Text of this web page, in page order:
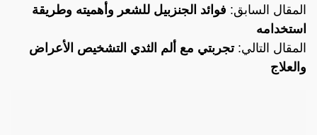
المقال السابق: فوائد الجنزبيل للشعر وأهميته وطريقة
استخدامه
المقال التالي:تجربتي مع ألم الثدي التشخيص الأعراض
والعلاج